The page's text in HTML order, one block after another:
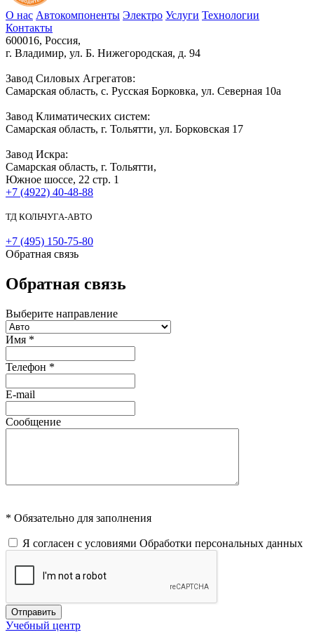
О нас Автокомпоненты Электро Услуги Технологии
Контакты
600016, Россия,
г. Владимир, ул. Б. Нижегородская, д. 94
Завод Силовых Агрегатов:
Самарская область, с. Русская Борковка, ул. Северная 10а
Завод Климатических систем:
Самарская область, г. Тольятти, ул. Борковская 17
Завод Искра:
Самарская область, г. Тольятти,
Южное шоссе, 22 стр. 1
+7 (4922) 40-48-88
ТД КОЛЬЧУГА-АВТО
+7 (495) 150-75-80
Обратная связь
Обратная связь
Выберите направление
Имя *
Телефон *
E-mail
Сообщение
* Обязательно для заполнения
Я согласен с условиями Обработки персональных данных
Отправить
Учебный центр